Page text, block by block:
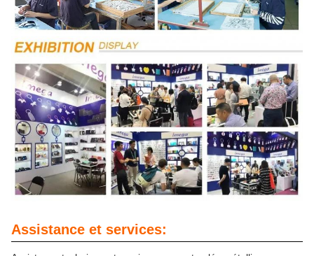
Assistance et services: